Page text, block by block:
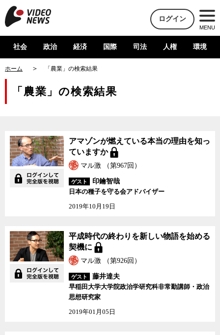
ログイン
MENU
社会 政治 経済 国際 司法 人権 環境
ホーム 「農業」の検索結果
「農業」の検索結果
アマゾンが燃えている本当の理由を知っ
ていますか
マル激 （第967回）
ゲスト
印鑰智哉
日本の種子を守る会アドバイザー
2019年10月19日
平成時代の終わりを新しい物語を始める
契機に
マル激 （第926回）
ゲスト
藤井達夫
早稲田大学大学院政治学研究科非常勤講師・政治
思想研究家
2019年01月05日